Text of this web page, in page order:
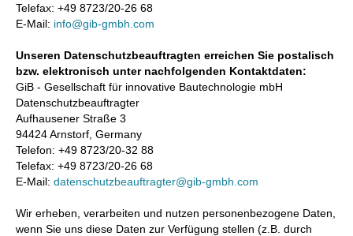
Telefax: +49 8723/20-26 68
E-Mail: info@gib-gmbh.com
Unseren Datenschutzbeauftragten erreichen Sie postalisch
bzw. elektronisch unter nachfolgenden Kontaktdaten:
GiB - Gesellschaft für innovative Bautechnologie mbH
Datenschutzbeauftragter
Aufhausener Straße 3
94424 Arnstorf, Germany
Telefon: +49 8723/20-32 88
Telefax: +49 8723/20-26 68
E-Mail: datenschutzbeauftragter@gib-gmbh.com
Wir erheben, verarbeiten und nutzen personenbezogene Daten,
wenn Sie uns diese Daten zur Verfügung stellen (z.B. durch